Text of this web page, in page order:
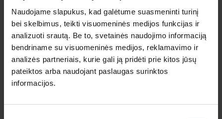
Naudojame slapukus, kad galėtume suasmeninti turinį
bei skelbimus, teikti visuomeninės medijos funkcijas ir
analizuoti srautą. Be to, svetainės naudojimo informaciją
bendriname su visuomeninės medijos, reklamavimo ir
analizės partneriais, kurie gali ją pridėti prie kitos jūsų
pateiktos arba naudojant paslaugas surinktos
informacijos.
ELEKTROS
INSTALIACIJOS
GAMINIAI RENGINIAI
16.9.2025
Skaitymo laikas: 1 min
HAGER elektros
instaliacija
ARCHzona 2025
ELEKTROS